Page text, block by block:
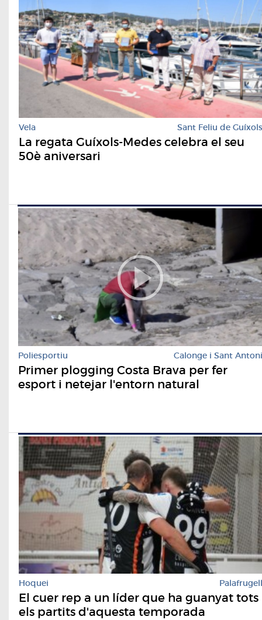
Vela Sant Feliu de Guíxols
La regata Guíxols-Medes celebra el seu
50è aniversari
Poliesportiu Calonge i Sant Antoni
Primer plogging Costa Brava per fer
esport i netejar l'entorn natural
Hoquei Palafrugell
El cuer rep a un líder que ha guanyat tots
els partits d'aquesta temporada